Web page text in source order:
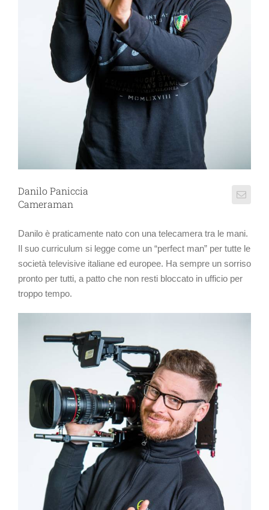
Danilo Paniccia
Cameraman
Danilo è praticamente nato con una telecamera tra le mani.
Il suo curriculum si legge come un “perfect man” per tutte le
società televisive italiane ed europee. Ha sempre un sorriso
pronto per tutti, a patto che non resti bloccato in ufficio per
troppo tempo.